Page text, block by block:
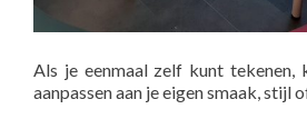
Als je eenmaal zelf kunt tekenen,
aanpassen aan je eigen smaak, stijl